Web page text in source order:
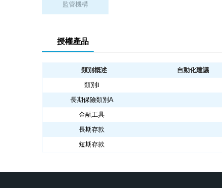
監管機構
授權產品
類別概述
自動化建議
類別I
長期保險類別A
金融工具
長期存款
短期存款